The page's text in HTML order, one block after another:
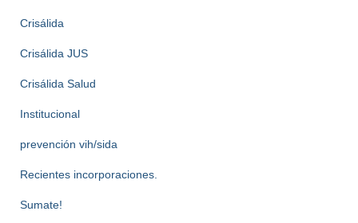
Crisálida
Crisálida JUS
Crisálida Salud
Institucional
prevención vih/sida
Recientes incorporaciones.
Sumate!